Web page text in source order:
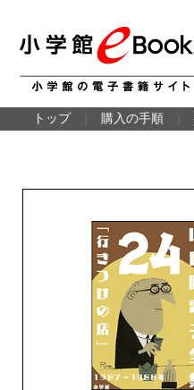
トップ 購入の手順